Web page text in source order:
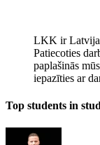
LKK ir
Patiecoties
paplašinās
iepazīties ar
Top students in